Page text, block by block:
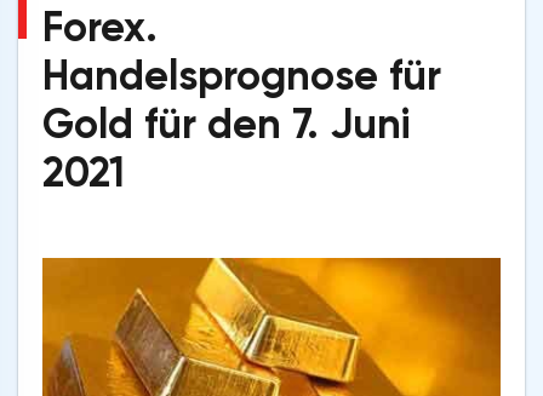
Forex.
Handelsprognose für
Gold für den 7. Juni
2021